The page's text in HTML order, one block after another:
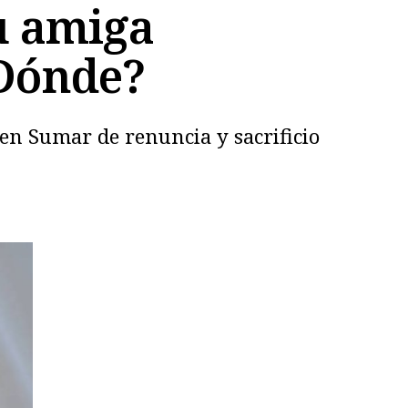
amiga
Sumar de renuncia y sacrificio